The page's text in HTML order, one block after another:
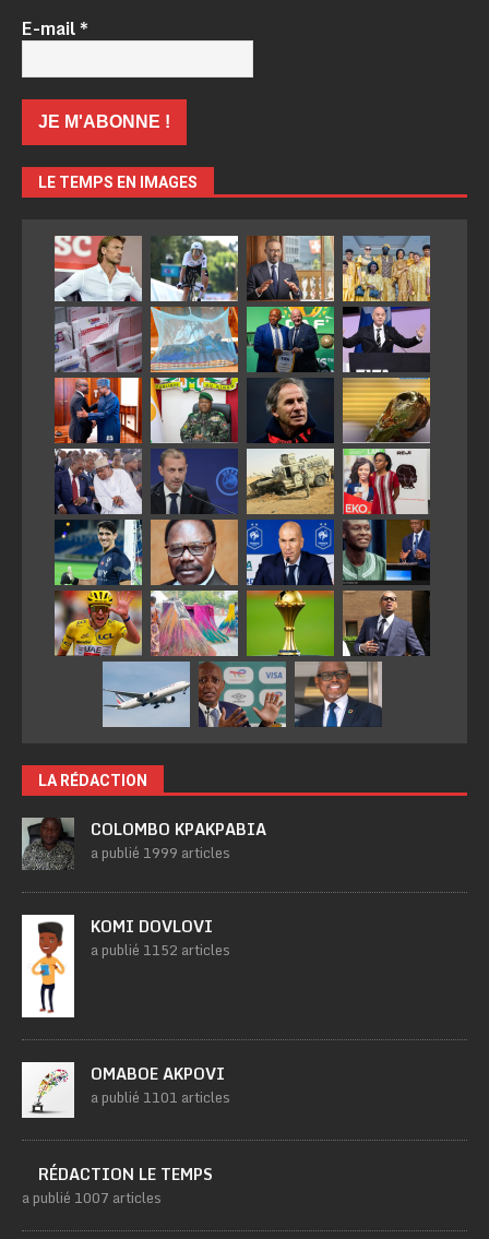
E-mail*
LE TEMPS EN IMAGES
LA RÉDACTION
COLOMBO KPAKPABIA
a publié 1999 articles
KOMI DOVLOVI
a publié 1152 articles
OMABOE AKPOVI
a publié 1101 articles
RÉDACTION LE TEMPS
a publié 1007 articles